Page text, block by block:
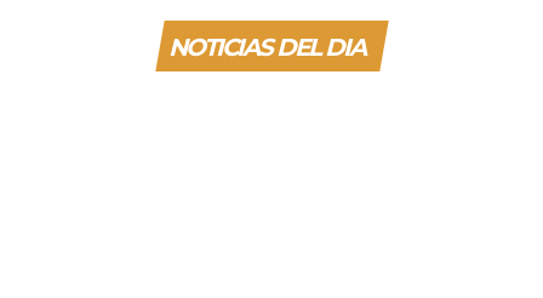
NOTICIAS DEL DIA